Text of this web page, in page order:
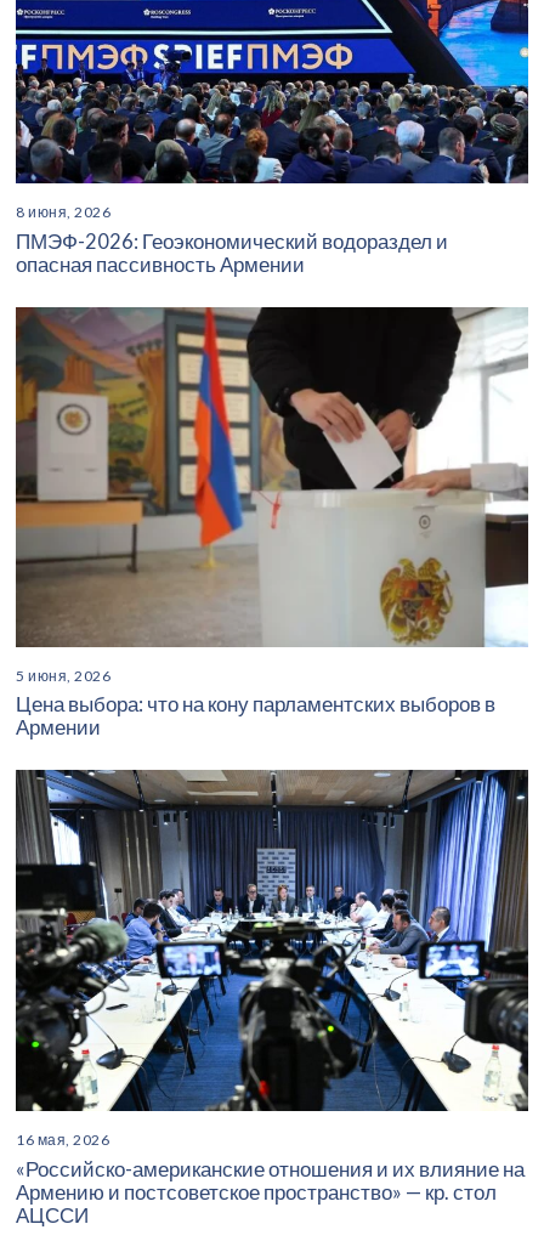
8 июня, 2026
ПМЭФ-2026: Геоэкономический водораздел и
опасная пассивность Армении
5 июня, 2026
Цена выбора: что на кону парламентских выборов в
Армении
16 мая, 2026
«Российско-американские отношения и их влияние на
Армению и постсоветское пространство» — кр. стол
АЦССИ